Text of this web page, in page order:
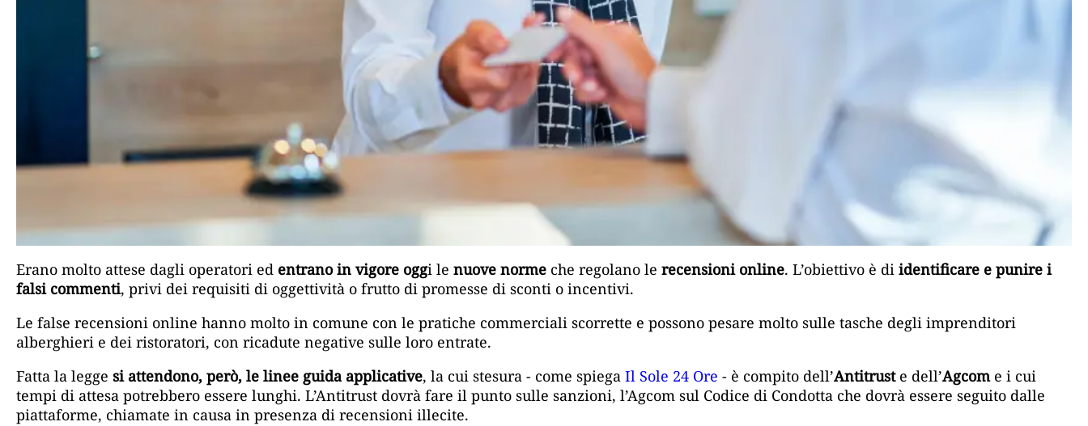
Erano molto attese dagli operatori ed entrano in vigore oggi le nuove norme che regolano le recensioni online. L’obiettivo è di identificare e punire i
falsi commenti, privi dei requisiti di oggettività o frutto di promesse di sconti o incentivi.
Le false recensioni online hanno molto in comune con le pratiche commerciali scorrette e possono pesare molto sulle tasche degli imprenditori
alberghieri e dei ristoratori, con ricadute negative sulle loro entrate.
Fatta la legge si attendono, però, le linee guida applicative, la cui stesura - come spiega Il Sole 24 Ore - è compito dell’Antitruste dell’Agcome i cui
tempi di attesa potrebbero essere lunghi. L’Antitrust dovrà fare il punto sulle sanzioni, l’Agcom sul Codice di Condotta che dovrà essere seguito dalle
piattaforme, chiamate in causa in presenza di recensioni illecite.